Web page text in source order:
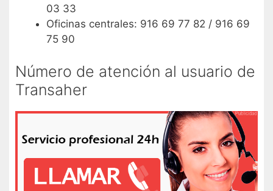
03 33
Oficinas centrales: 916 69 77 82 / 916 69
75 90
Número de atención al usuario de
Transaher